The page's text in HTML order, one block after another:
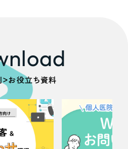
＞お役立ち資料